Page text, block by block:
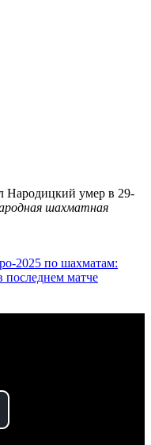
Народицкий умер в 29-
шахматная
2025 по шахматам:
последнем матче